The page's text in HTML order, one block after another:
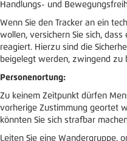
Handlungs- und
Wenn Sie den Tracker an ein
wollen, versichern Sie sich,
reagiert. Hierzu sind die
beigelegt werden, zwingend zu
Personenortung:
Zu keinem Zeitpunkt dürfen
vorherige Zustimmung geortet
könnten Sie sich strafbar
Leiten Sie eine Wandergruppe,